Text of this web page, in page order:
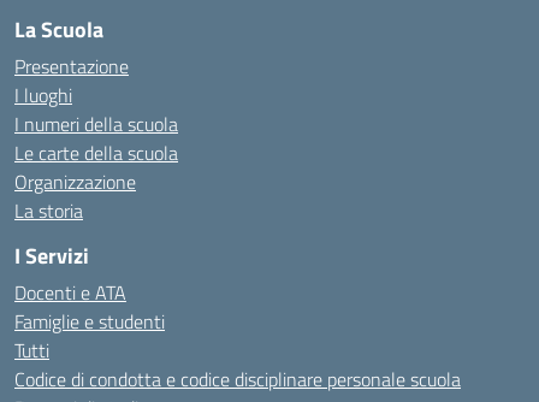
La Scuola
Presentazione
I luoghi
I numeri della scuola
Le carte della scuola
Organizzazione
La storia
I Servizi
Docenti e ATA
Famiglie e studenti
Tutti
Codice di condotta e codice disciplinare personale scuola